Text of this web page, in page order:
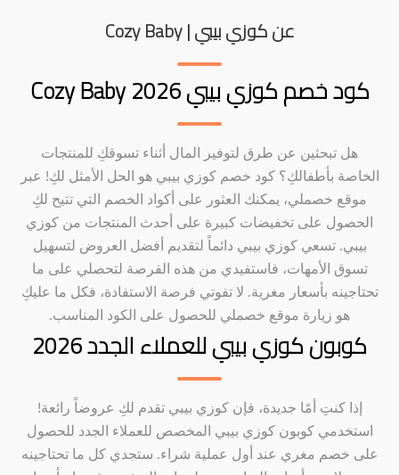
عن كوزي بيبي | Cozy Baby
كود خصم كوزي بيبي Cozy Baby 2026
هل تبحثين عن طرق لتوفير المال أثناء تسوقكِ للمنتجات
الخاصة بأطفالكِ؟ كود خصم كوزي بيبي هو الحل الأمثل لكِ! عبر
موقع خصملي، يمكنك العثور على أكواد الخصم التي تتيح لكِ
الحصول على تخفيضات كبيرة على أحدث المنتجات من كوزي
بيبي. تسعي كوزي بيبي دائماً لتقديم أفضل العروض لتسهيل
تسوق الأمهات، فاستفيدي من هذه الفرصة لتحصلي على ما
تحتاجينه بأسعار مغرية. لا تفوتي فرصة الاستفادة، فكل ما عليكِ
هو زيارة موقع خصملي للحصول على الكود المناسب.
كوبون كوزي بيبي للعملاء الجدد 2026
إذا كنتِ أمًا جديدة، فإن كوزي بيبي تقدم لكِ عروضاً رائعة!
استخدمي كوبون كوزي بيبي المخصص للعملاء الجدد للحصول
على خصم مغري عند أول عملية شراء. ستجدي كل ما تحتاجينه